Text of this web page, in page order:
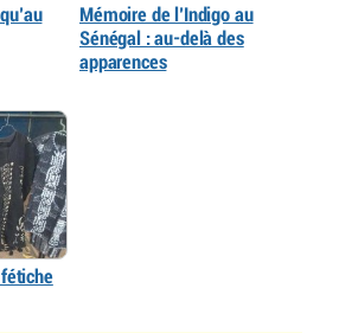
Mémoire de l’Indigo au
Sénégal : au-delà des
apparences